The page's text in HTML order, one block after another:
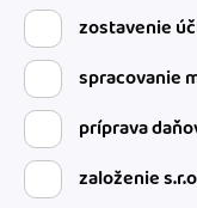
zostavenie
spracovanie
príprava
založenie